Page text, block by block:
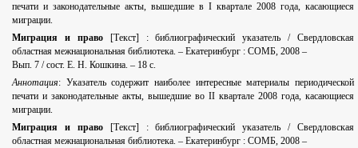
печати и законодательные акты, вышедшие в I квартале 2008 года, касающиеся
миграции.
Миграция и право[Текст] : библиографический указатель / Свердловская
областная межнациональная библиотека. – Екатеринбург : СОМБ, 2008 –
Вып. 7 / сост. Е. Н. Кошкина. – 18 с.
Аннотация: Указатель содержит наиболее интересные материалы периодической
печати и законодательные акты, вышедшие во II квартале 2008 года, касающиеся
миграции.
Миграция и право[Текст] : библиографический указатель / Свердловская
областная межнациональная библиотека. – Екатеринбург : СОМБ, 2008 –